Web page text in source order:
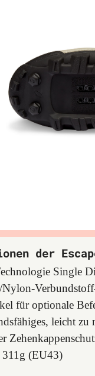
der
Single
Nylon-
für optionale
leicht zu
(EU43)